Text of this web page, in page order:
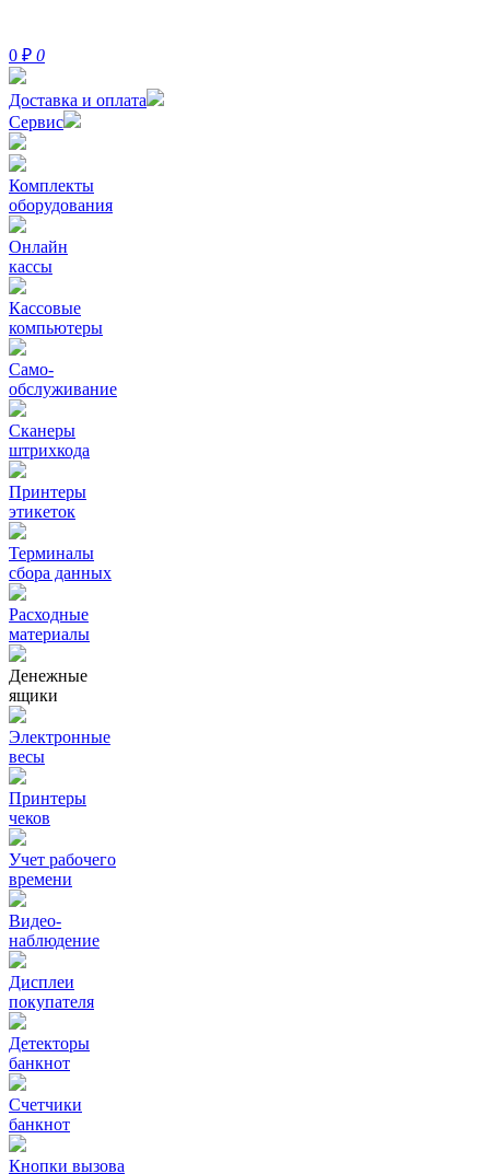
0 ₽ 0
Доставка и оплата
Сервис
Комплекты
оборудования
Онлайн
кассы
Кассовые
компьютеры
Само-
обслуживание
Сканеры
штрихкода
Принтеры
этикеток
Терминалы
сбора данных
Расходные
материалы
Денежные
ящики
Электронные
весы
Принтеры
чеков
Учет рабочего
времени
Видео‑
наблюдение
Дисплеи
покупателя
Детекторы
банкнот
Счетчики
банкнот
Кнопки вызова